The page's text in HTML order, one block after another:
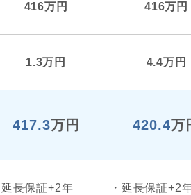
416万円 416万円
1.3万円 4.4万円
417.3万円 420.4万
延長保証+2年
延長保証+2